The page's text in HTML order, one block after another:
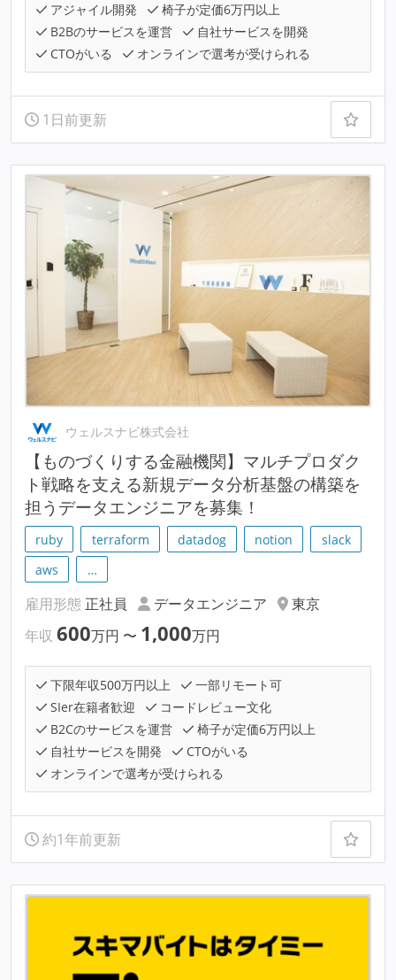
アジャイル開発
椅子が定価6万円以上
B2Bのサービスを運営
自社サービスを開発
CTOがいる
オンラインで選考が受けられる
1日前更新
ウェルスナビ株式会社
【ものづくりする金融機関】マルチプロダク
ト戦略を支える新規データ分析基盤の構築を
担うデータエンジニアを募集！
ruby terraform datadog notion
slack
aws
…
雇用形態 正社員 データエンジニア
東京
年収 600万円 〜 1,000万円
下限年収500万円以上
一部リモート可
SIer在籍者歓迎
コードレビュー文化
B2Cのサービスを運営
椅子が定価6万円以上
自社サービスを開発
CTOがいる
オンラインで選考が受けられる
約1年前更新